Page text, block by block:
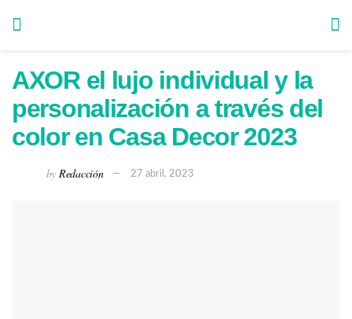
AXOR el lujo individual y la
personalización a través del
color en Casa Decor 2023
by Redacción 27 abril, 2023